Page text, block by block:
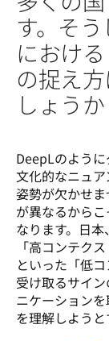
す。そ
におけ
の捉え
しょうか
DeepLのように
文化的なニュ
姿勢が欠かせ
が異なるから
なります。日
「高コンテク
といった「低
受け取るサイ
ニケーション
を理解しようと